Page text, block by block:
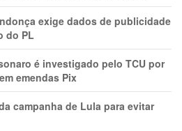
exige dados de publicidade
do PL
é investigado pelo TCU por
emendas Pix
campanha de Lula para evitar